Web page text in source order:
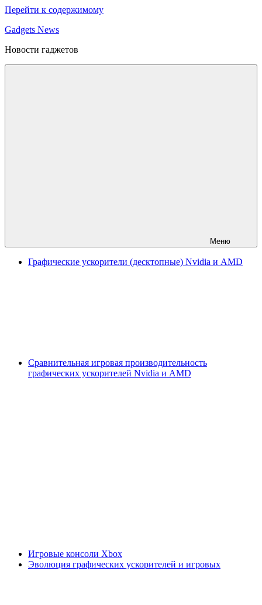
Перейти к содержимому
Gadgets News
Новости гаджетов
Меню
Графические ускорители (десктопные) Nvidia и AMD
Сравнительная игровая производительность
графических ускорителей Nvidia и AMD
Игровые консоли Xbox
Эволюция графических ускорителей и игровых